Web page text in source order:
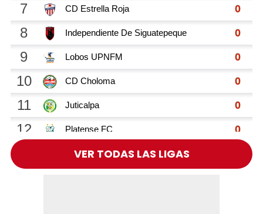
VER TODAS LAS LIGAS